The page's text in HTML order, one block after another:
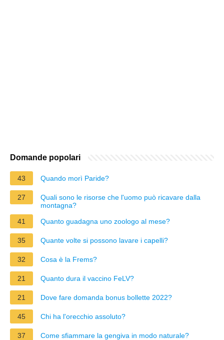
Domande popolari
43 Quando morì Paride?
27
Quali sono le risorse che l'uomo può ricavare dalla
montagna?
41
Quanto guadagna uno zoologo al mese?
35 Quante volte si possono lavare i capelli?
32 Cosa è la Frems?
21 Quanto dura il vaccino FeLV?
21 Dove fare domanda bonus bollette 2022?
45 Chi ha l'orecchio assoluto?
37 Come sfiammare la gengiva in modo naturale?